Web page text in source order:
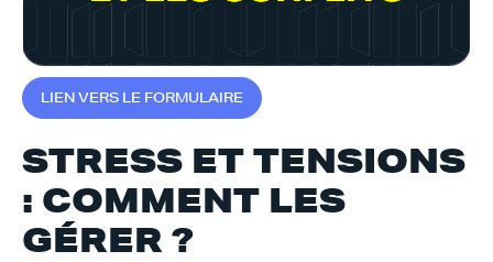
LIENVERS LE FORMULAIRE
STRESS ET TENSIONS
: COMMENT LES
GÉRER ?